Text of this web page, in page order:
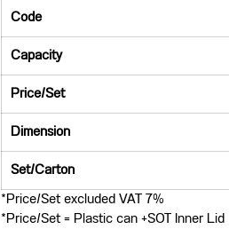
Code
Capacity
Price/Set
Dimension
Set/Carton
*Price/Set excluded VAT 7%
*Price/Set = Plastic can +SOT Inner Lid